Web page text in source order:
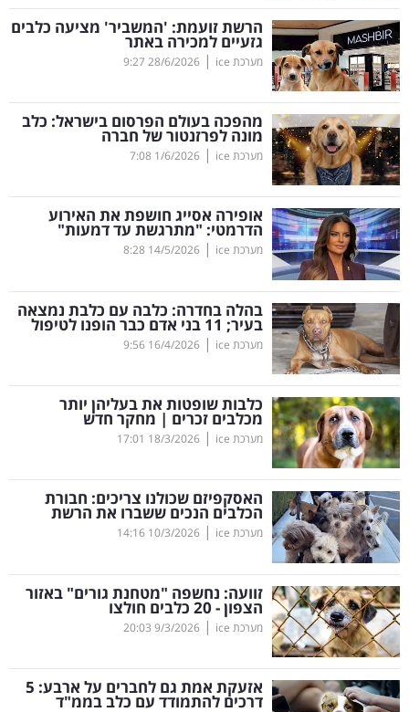
מדדים
ומחקרים
דעות
רכילות
עסקית
קריפטו
ויראלי
טלוויזיה
עסקי
ספורט
קריירה
ולימודים
מינויים
רייטינג
רכב
בריאות
תרבות
ופנאי
הרשת זועמת: 'המשביר' מציעה כלבים
גזעיים למכירה באתר
מערכת ice |
28/6/2026
9:27
מהפכה בעולם הפרסום בישראל: כלב
מונה לפרזנטור של חברה
מערכת ice |
1/6/2026
7:08
אופירה אסייג חושפת את האירוע
הדרמטי: "מתרגשת עד דמעות"
מערכת ice |
14/5/2026
8:28
בהלה בחדרה: כלבה עם כלבת נמצאה
בעיר; 11 בני אדם כבר הופנו לטיפול
מערכת ice |
16/4/2026
9:56
כלבות שופטות את בעליהן יותר
מכלבים זכרים | מחקר חדש
מערכת ice |
18/3/2026
17:01
האסקפיזם שכולנו צריכים: חבורת
הכלבים הנכים ששברו את הרשת
מערכת ice |
10/3/2026
14:16
זוועה: נחשפה "מטחנת גורים" באזור
הצפון - 20 כלבים חולצו
מערכת ice |
9/3/2026
20:03
אזעקת אמת גם לחברים על ארבע: 5
דרכים להתמודד עם כלב בממ"ד